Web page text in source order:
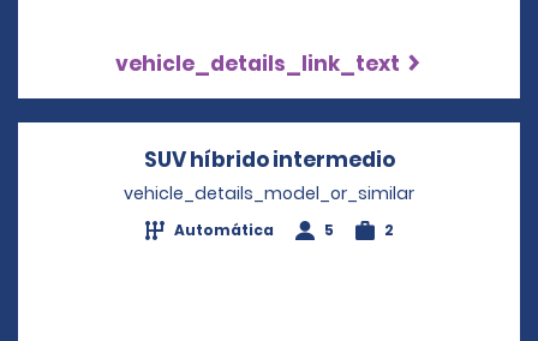
vehicle_details_link_text
SUV híbrido intermedioOpens in a
vehicle_details_model_or_similar
Automática 5 2